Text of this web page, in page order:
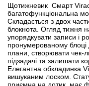
Щотижневик Смарт
багатофункціональна
Складається з двох
блокнота. Огляд тижня
упорядкувати записи і
пронумерованому блоці
плани, створювати чек-
підзадачі та залишати
Елегантна обкладинка
вишуканим лоском.